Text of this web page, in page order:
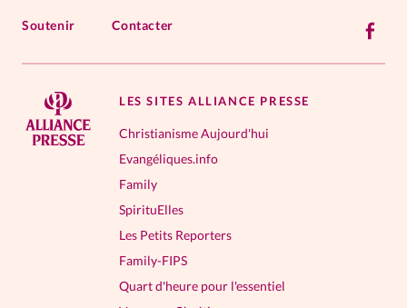
Soutenir Contacter
LES SITES ALLIANCE PRESSE
Christianisme Aujourd'hui
Evangéliques.info
Family
SpirituElles
Les Petits Reporters
Family-FIPS
Quart d'heure pour l'essentiel